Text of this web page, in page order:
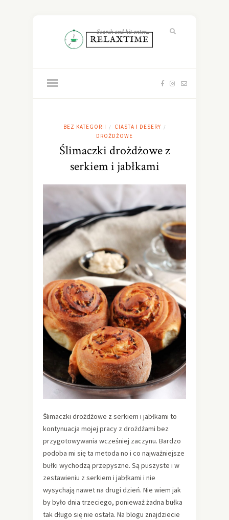
BEZ KATEGORII / CIASTA I DESERY /
DROŻDŻOWE
Ślimaczki drożdżowe z
serkiem i jabłkami
Ślimaczki drożdżowe z serkiem i jabłkami to
kontynuacja mojej pracy z drożdżami bez
przygotowywania wcześniej zaczynu. Bardzo
podoba mi się ta metoda no i co najważniejsze
bułki wychodzą przepyszne. Są puszyste i w
zestawieniu z serkiem i jabłkami i nie
wysychają nawet na drugi dzień. Nie wiem jak
by było dnia trzeciego, ponieważ żadna bułka
tak długo się nie ostała. Na blogu znajdziecie